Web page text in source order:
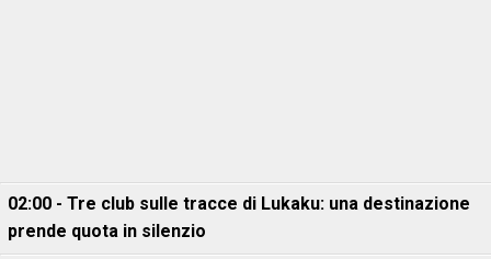
02:00 - Tre club sulle tracce di Lukaku: una destinazione
prende quota in silenzio